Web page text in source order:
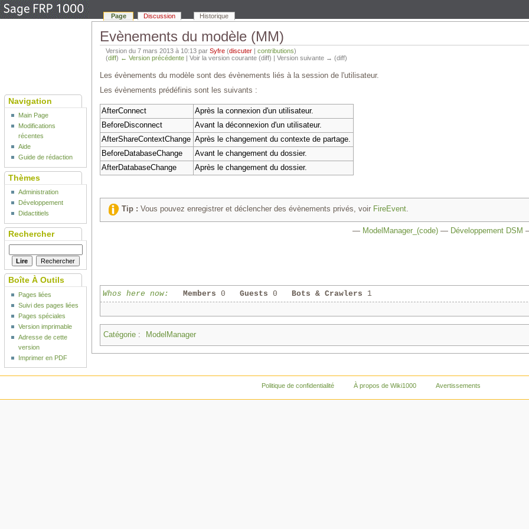
Evènements du modèle (MM)
Version du 7 mars 2013 à 10:13 parSyfre (discuter |contributions)
(diff) ← Version précédente | Voir la version courante (diff) | Version suivante → (diff)
Les évènements du modèle sont des évènements liés à la session de l'utilisateur.
Les évènements prédéfinis sont les suivants :
AfterConnect
Après la connexion d'un utilisateur.
BeforeDisconnect
Avant la déconnexion d'un utilisateur.
AfterShareContextChange Après le changement du contexte de partage.
BeforeDatabaseChange
Avant le changement du dossier.
AfterDatabaseChange
Après le changement du dossier.
Tip : Vous pouvez enregistrer et déclencher des évènements privés, voir FireEvent.
— ModelManager_(code)— Développement DSM
Whos here now: Members 0 Guests 0 Bots & Crawlers 1
Catégorie: ModelManager
Page Discussion Historique
Navigation
Main Page
Modifications
récentes
Aide
Guide de rédaction
Thèmes
Administration
Développement
Didactitiels
Rechercher
Boîte À Outils
Pages liées
Suivi des pages liées
Pages spéciales
Version imprimable
Adresse de cette
version
Imprimer en PDF
Politique de confidentialité À propos de Wiki1000 Avertissements